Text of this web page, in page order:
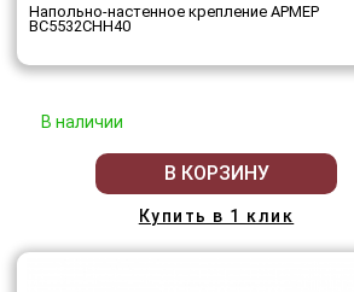
Напольно-настенное крепление АРМЕР
ВС5532СНН40
В наличии
В КОРЗИНУ
Купить в 1 клик